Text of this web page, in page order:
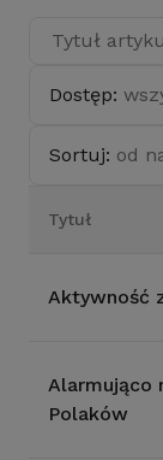
Dostęp:
Sortuj: od
Tytuł
Aktywność
Alarmująco
Polaków